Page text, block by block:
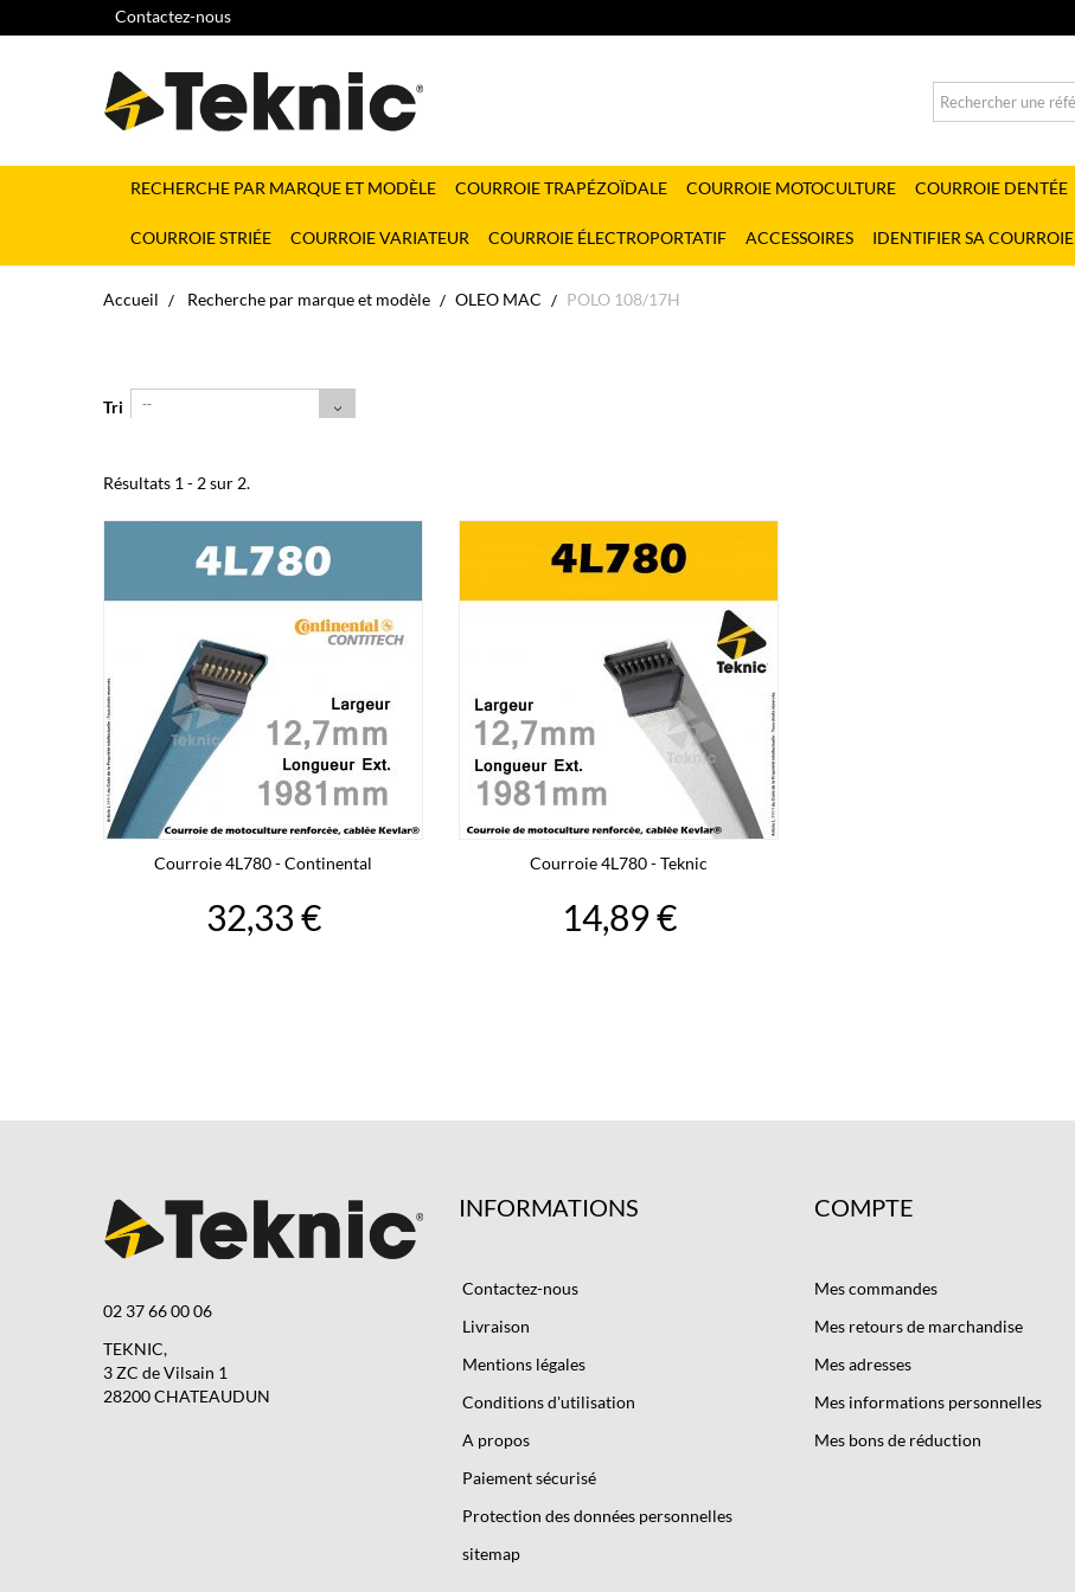
Contactez-nous
RECHERCHE PAR MARQUE ET MODÈLE COURROIE TRAPÉZOÏDALE COURROIE MOTOCULTURE COURROIE DENTÉE
COURROIE STRIÉE COURROIE VARIATEUR COURROIE ÉLECTROPORTATIF ACCESSOIRES IDENTIFIER SA COURROIE
Accueil Recherche par marque et modèle OLEO MAC POLO 108/17H
Tri --
Résultats 1 - 2 sur 2.
Courroie 4L780 - Continental
32,33 €
Courroie 4L780 - Teknic
14,89 €
02 37 66 00 06
TEKNIC,
3 ZC de Vilsain 1
28200 CHATEAUDUN
INFORMATIONS
Contactez-nous
Livraison
Mentions légales
Conditions d'utilisation
A propos
Paiement sécurisé
Protection des données personnelles
sitemap
COMPTE
Mes commandes
Mes retours de marchandise
Mes adresses
Mes informations personnelles
Mes bons de réduction